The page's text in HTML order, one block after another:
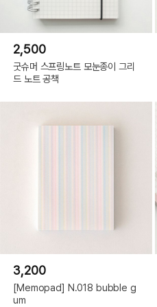
2,500
굿슈머 스프링노트 모눈종이 그리
드 노트 공책
3,200
[Memopad] N.018 bubble g
um